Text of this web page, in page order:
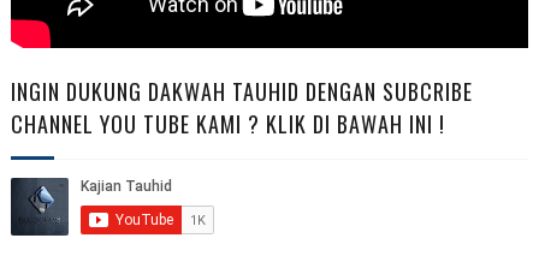
INGIN DUKUNG DAKWAH TAUHID DENGAN SUBCRIBE
CHANNEL YOU TUBE KAMI ? KLIK DI BAWAH INI !